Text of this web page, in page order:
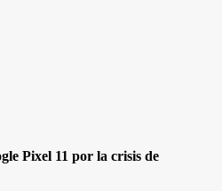
Pixel 11 por la crisis de